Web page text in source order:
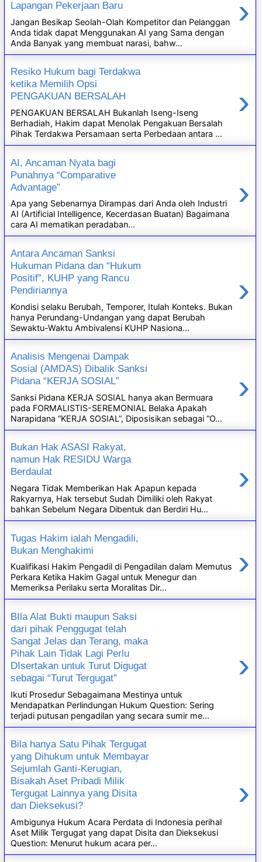
Lapangan Pekerjaan Baru
›
Jangan Besikap Seolah-Olah Kompetitor dan Pelanggan
Anda tidak dapat Menggunakan AI yang Sama dengan
Anda Banyak yang membuat narasi, bahw...
Resiko Hukum bagi Terdakwa
ketika Memilih Opsi
PENGAKUAN BERSALAH
›
PENGAKUAN BERSALAH Bukanlah Iseng-Iseng
Berhadiah, Hakim dapat Menolak Pengakuan Bersalah
Pihak Terdakwa Persamaan serta Perbedaan antara ...
AI, Ancaman Nyata bagi
Punahnya “Comparative
Advantage”
›
Apa yang Sebenarnya Dirampas dari Anda oleh Industri
AI (Artificial Intelligence, Kecerdasan Buatan) Bagaimana
cara AI mematikan peradaban...
Antara Ancaman Sanksi
Hukuman Pidana dan “Hukum
Positif”, KUHP yang Rancu
Pendiriannya
›
Kondisi selaku Berubah, Temporer, Itulah Konteks. Bukan
hanya Perundang-Undangan yang dapat Berubah
Sewaktu-Waktu Ambivalensi KUHP Nasiona...
Analisis Mengenai Dampak
Sosial (AMDAS) Dibalik Sanksi
Pidana “KERJA SOSIAL”
›
Sanksi Pidana KERJA SOSIAL hanya akan Bermuara
pada FORMALISTIS-SEREMONIAL Belaka Apakah
Narapidana “KERJA SOSIAL”, Diposisikan sebagai “O...
Bukan Hak ASASI Rakyat,
namun Hak RESIDU Warga
Berdaulat
›
Negara Tidak Memberikan Hak Apapun kepada
Rakyarnya, Hak tersebut Sudah Dimiliki oleh Rakyat
bahkan Sebelum Negara Dibentuk dan Berdiri Hu...
Tugas Hakim ialah Mengadili,
Bukan Menghakimi
›
Kualifikasi Hakim Pengadil di Pengadilan dalam Memutus
Perkara Ketika Hakim Gagal untuk Menegur dan
Memeriksa Perilaku serta Moralitas Dir...
BIla Alat Bukti maupun Saksi
dari pihak Penggugat telah
Sangat Jelas dan Terang, maka
Pihak Lain Tidak Lagi Perlu
DIsertakan untuk Turut Digugat
sebagai “Turut Tergugat”
›
Ikuti Prosedur Sebagaimana Mestinya untuk
Mendapatkan Perlindungan Hukum Question: Sering
terjadi putusan pengadilan yang secara sumir me...
Bila hanya Satu Pihak Tergugat
yang Dihukum untuk Membayar
Sejumlah Ganti-Kerugian,
Bisakah Aset Pribadi Milik
Tergugat Lainnya yang Disita
dan Dieksekusi?
›
Ambigunya Hukum Acara Perdata di Indonesia perihal
Aset Milik Tergugat yang dapat Disita dan Dieksekusi
Question: Menurut hukum acara per...